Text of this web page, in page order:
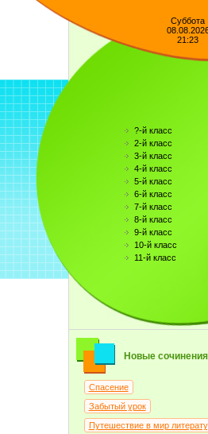
Суббота
21:23
?-й класс
2-й класс
3-й класс
4-й класс
5-й класс
6-й класс
7-й класс
8-й класс
9-й класс
10-й класс
11-й класс
Новые сочинения
Спасение
Забытый урок
Путешествие в мир